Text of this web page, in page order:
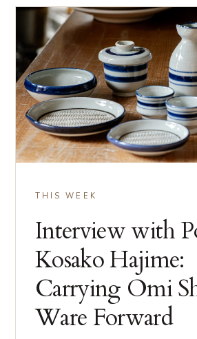
THIS WEEK
Interview with
Kosako Hajime:
Carrying Omi
Ware Forward